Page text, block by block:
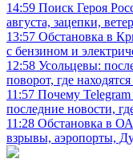
14:59 Поиск Героя
августа, зацепки,
13:57 Обстановка в
с бензином и
12:58 Усольцевы:
поворот, где
11:57 Почему Telegram
последние новости,
11:28 Обстановка в
взрывы, аэропорты,